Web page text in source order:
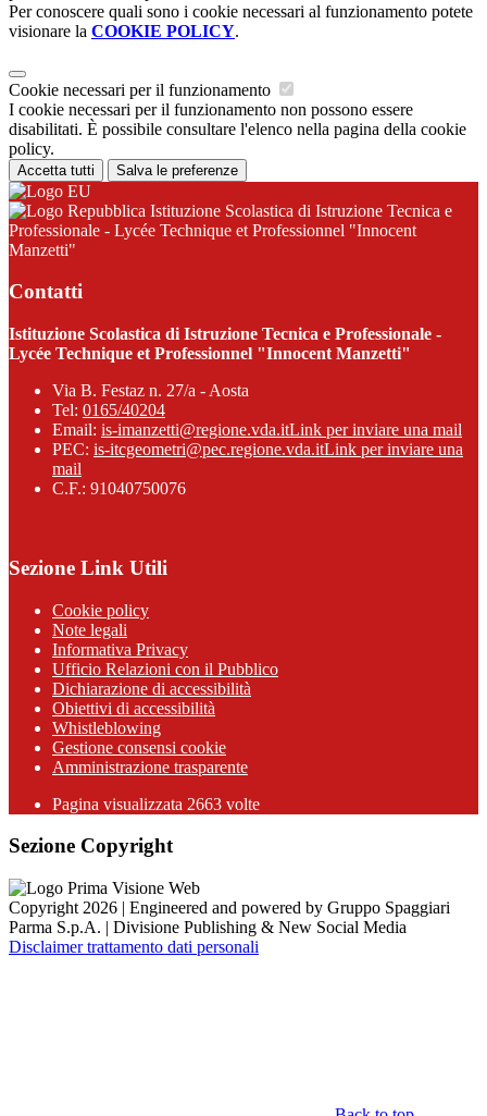
Per conoscere quali sono i cookie necessari al funzionamento potete
visionare la COOKIE POLICY.
Cookie necessari per il funzionamento
I cookie necessari per il funzionamento non possono essere
disabilitati. È possibile consultare l'elenco nella pagina della cookie
policy.
Accetta tutti Salva le preferenze
Istituzione Scolastica di Istruzione Tecnica e
Professionale - Lycée Technique et Professionnel "Innocent
Manzetti"
Contatti
Istituzione Scolastica di Istruzione Tecnica e Professionale -
Lycée Technique et Professionnel "Innocent Manzetti"
Via B. Festaz n. 27/a - Aosta
Tel: 0165/40204
Email: is-imanzetti@regione.vda.itLink per inviare una mail
PEC: is-itcgeometri@pec.regione.vda.itLink per inviare una
mail
C.F.: 91040750076
Sezione Link Utili
Cookie policy
Note legali
Informativa Privacy
Ufficio Relazioni con il Pubblico
Dichiarazione di accessibilità
Obiettivi di accessibilità
Whistleblowing
Gestione consensi cookie
Amministrazione trasparente
Pagina visualizzata 2663 volte
Sezione Copyright
Copyright 2026 | Engineered and powered by Gruppo Spaggiari
Parma S.p.A. | Divisione Publishing & New Social Media
Disclaimer trattamento dati personali